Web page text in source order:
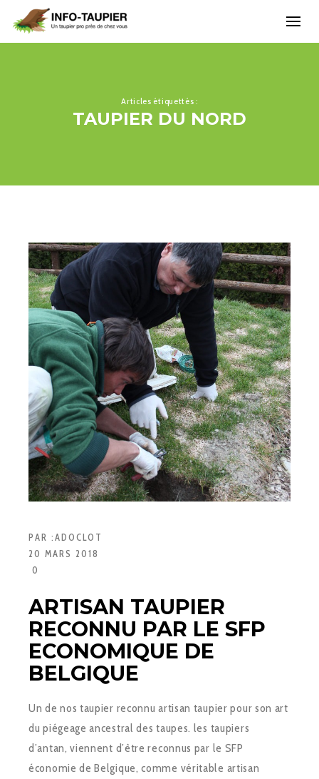
Articles étiquettés :
TAUPIER DU NORD
PAR :ADOCLOT
20 MARS 2018
0
ARTISAN TAUPIER
RECONNU PAR LE SFP
ECONOMIQUE DE
BELGIQUE
Un de nos taupier reconnu artisan taupier pour son art
du piégeage ancestral des taupes. les taupiers
d’antan, viennent d’être reconnus par le SFP
économie de Belgique, comme véritable artisan